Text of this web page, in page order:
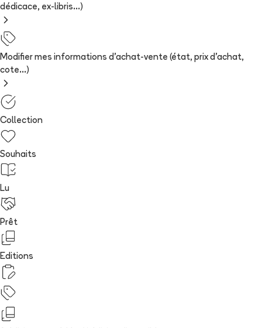
dédicace, ex-libris...)
Modifier mes informations d'achat-vente (état, prix d'achat,
cote...)
Collection
Souhaits
Lu
Prêt
Editions